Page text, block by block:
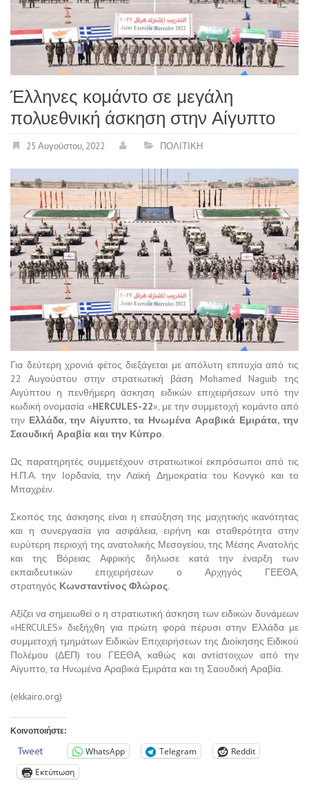
Έλληνες κομάντο σε μεγάλη
πολυεθνική άσκηση στην Αίγυπτο
25 Αυγούστου, 2022 ΠΟΛΙΤΙΚΗ
Για δεύτερη χρονιά φέτος διεξάγεται με απόλυτη επιτυχία από τις
22 Αυγούστου στην στρατιωτική βάση Mohamed Naguib της
Αιγύπτου η πενθήμερη άσκηση ειδικών επιχειρήσεων υπό την
κωδική ονομασία «HERCULES-22», με την συμμετοχή κομάντο από
την Ελλάδα, την Αίγυπτο, τα Ηνωμένα Αραβικά Εμιράτα, την
Σαουδική Αραβία και την Κύπρο.
Ως παρατηρητές συμμετέχουν στρατιωτικοί εκπρόσωποι από τις
Η.Π.Α. την Ιορδανία, την Λαϊκή Δημοκρατία του Κονγκό και το
Μπαχρέιν.
Σκοπός της άσκησης είναι η επαύξηση της μαχητικής ικανότητας
και η συνεργασία για ασφάλεια, ειρήνη και σταθερότητα στην
ευρύτερη περιοχή της ανατολικής Μεσογείου, της Μέσης Ανατολής
και της Βόρειας Αφρικής δήλωσε κατά την έναρξη των
εκπαιδευτικών επιχειρήσεων ο Αρχηγός ΓΕΕΘΑ,
στρατηγός Κωνσταντίνος Φλώρος.
Αξίζει να σημειωθεί ο η στρατιωτική άσκηση των ειδικών δυνάμεων
«HERCULES» διεξήχθη για πρώτη φορά πέρυσι στην Ελλάδα με
συμμετοχή τμημάτων Ειδικών Επιχειρήσεων της Διοίκησης Ειδικού
Πολέμου (ΔΕΠ) του ΓΕΕΘΑ, καθώς και αντίστοιχων από την
Αίγυπτο, τα Ηνωμένα Αραβικά Εμιράτα και τη Σαουδική Αραβία.
(ekkairo.org)
Κοινοποιήστε:
Tweet WhatsApp Telegram
Reddit
Εκτύπωση